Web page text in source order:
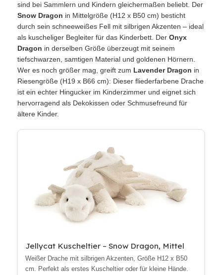
sind bei Sammlern und Kindern gleichermaßen beliebt. Der
Snow Dragon in Mittelgröße (H12 x B50 cm) besticht
durch sein schneeweißes Fell mit silbrigen Akzenten – ideal
als kuscheliger Begleiter für das Kinderbett. Der Onyx
Dragon in derselben Größe überzeugt mit seinem
tiefschwarzen, samtigen Material und goldenen Hörnern.
Wer es noch größer mag, greift zum Lavender Dragon in
Riesengröße (H19 x B66 cm): Dieser fliederfarbene Drache
ist ein echter Hingucker im Kinderzimmer und eignet sich
hervorragend als Dekokissen oder Schmusefreund für
ältere Kinder.
Jellycat Kuscheltier – Snow Dragon, Mittel
Weißer Drache mit silbrigen Akzenten, Größe H12 x B50
cm. Perfekt als erstes Kuscheltier oder für kleine Hände.